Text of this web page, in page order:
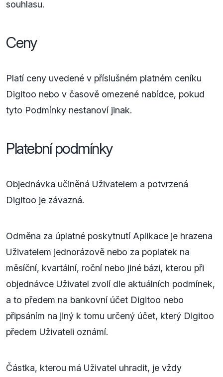
souhlasu.
Ceny
Platí ceny uvedené v příslušném platném ceníku
Digitoo nebo v časově omezené nabídce, pokud
tyto Podmínky nestanoví jinak.
Platební podmínky
Objednávka učiněná Uživatelem a potvrzená
Digitoo je závazná.
Odměna za úplatné poskytnutí Aplikace je hrazena
Uživatelem jednorázově nebo za poplatek na
měsíční, kvartální, roční nebo jiné bázi, kterou při
objednávce Uživatel zvolí dle aktuálních podmínek,
a to předem na bankovní účet Digitoo nebo
připsáním na jiný k tomu určený účet, který Digitoo
předem Uživateli oznámí.
Částka, kterou má Uživatel uhradit, je vždy